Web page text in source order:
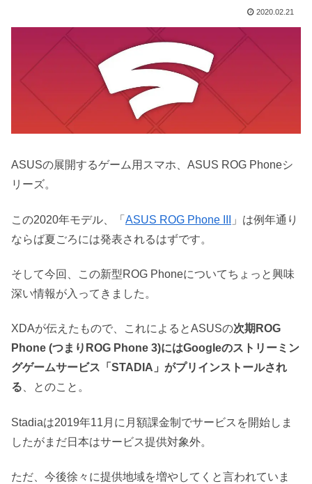
2020.02.21
ASUSの展開するゲーム用スマホ、ASUS ROG Phoneシ
リーズ。
この2020年モデル、「 ASUS ROG Phone III
」は例年通り
ならば夏ごろには発表されるはずです。
そして今回、この新型ROG Phoneについてちょっと興味
深い情報が入ってきました。
XDAが伝えたもので、これによるとASUSの次期ROG
Phone (つまりROG Phone 3)にはGoogleのストリーミン
グゲームサービス「STADIA」がプリインストールされ
る 、とのこと。
Stadiaは2019年11月に月額課金制でサービスを開始しま
したがまだ日本はサービス提供対象外。
ただ、今後徐々に提供地域を増やしてくと言われていま